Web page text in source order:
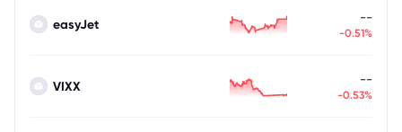
easyJet --
-0.51%
VIXX --
-0.53%